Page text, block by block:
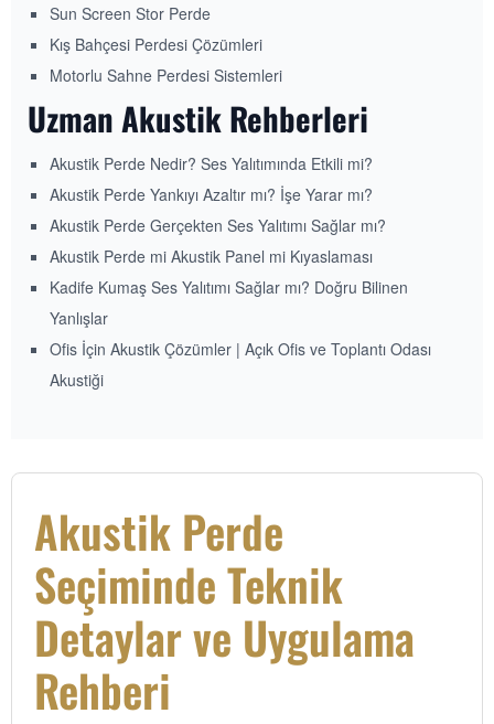
Sun Screen Stor Perde
Kış Bahçesi Perdesi Çözümleri
Motorlu Sahne Perdesi Sistemleri
Uzman Akustik Rehberleri
Akustik Perde Nedir? Ses Yalıtımında Etkili mi?
Akustik Perde Yankıyı Azaltır mı? İşe Yarar mı?
Akustik Perde Gerçekten Ses Yalıtımı Sağlar mı?
Akustik Perde mi Akustik Panel mi Kıyaslaması
Kadife Kumaş Ses Yalıtımı Sağlar mı? Doğru Bilinen
Yanlışlar
Ofis İçin Akustik Çözümler | Açık Ofis ve Toplantı Odası
Akustiği
Akustik Perde
Seçiminde Teknik
Detaylar ve Uygulama
Rehberi